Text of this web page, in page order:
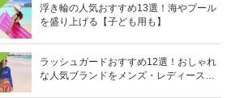
浮き輪の人気おすすめ13選！海やプール
を盛り上げる【子ども用も】
ラッシュガードおすすめ12選！おしゃれ
な人気ブランドをメンズ・レディース別